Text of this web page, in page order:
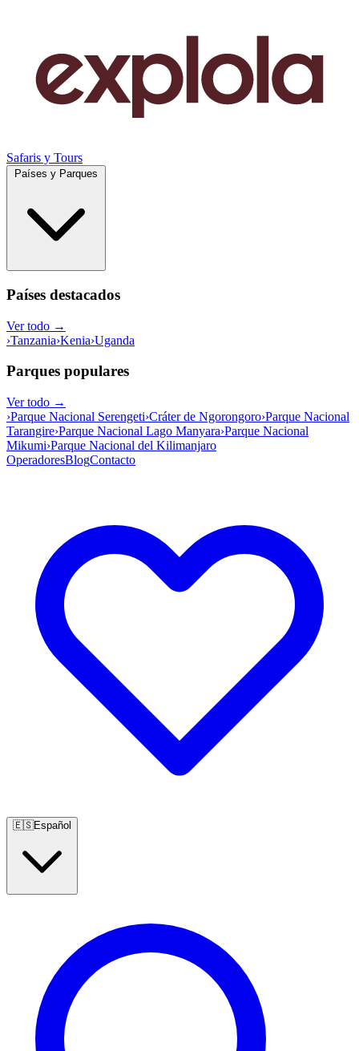
Safaris y Tours
Países destacados
Ver todo →
›Tanzania›Kenia›Uganda
Parques populares
Ver todo →
›Parque Nacional Serengeti›Cráter de Ngorongoro›Parque Nacional
Tarangire›Parque Nacional Lago Manyara›Parque Nacional
Mikumi›Parque Nacional del Kilimanjaro
OperadoresBlogContacto
🇪🇸Español